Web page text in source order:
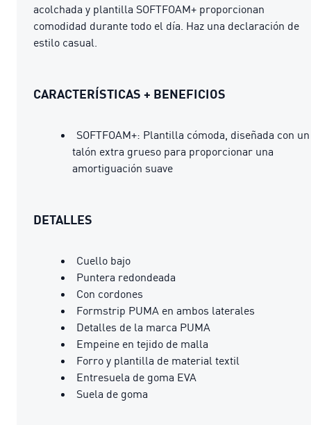
acolchada y plantilla SOFTFOAM+ proporcionan
comodidad durante todo el día. Haz una declaración de
estilo casual.
CARACTERÍSTICAS + BENEFICIOS
SOFTFOAM+: Plantilla cómoda, diseñada con un
talón extra grueso para proporcionar una
amortiguación suave
DETALLES
Cuello bajo
Puntera redondeada
Con cordones
Formstrip PUMA en ambos laterales
Detalles de la marca PUMA
Empeine en tejido de malla
Forro y plantilla de material textil
Entresuela de goma EVA
Suela de goma